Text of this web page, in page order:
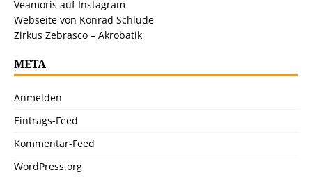
Veamoris auf Instagram
Webseite von Konrad Schlude
Zirkus Zebrasco – Akrobatik
META
Anmelden
Eintrags-Feed
Kommentar-Feed
WordPress.org